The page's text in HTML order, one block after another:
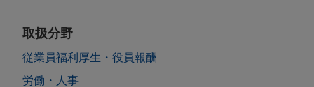
取扱分野
従業員福利厚生・役員報酬
労働・人事